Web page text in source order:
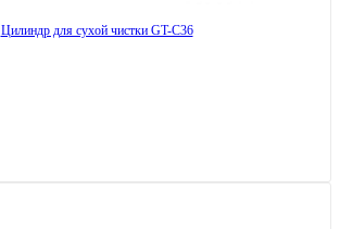
Цилиндр для сухой чистки GT-C36